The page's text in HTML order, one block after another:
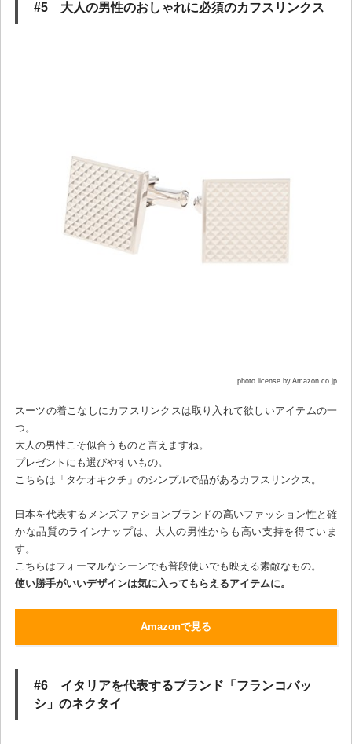
#5 大人の男性のおしゃれに必須のカフスリンクス
photo license by Amazon.co.jp
スーツの着こなしにカフスリンクスは取り入れて欲しいアイテムの一
つ。
大人の男性こそ似合うものと言えますね。
プレゼントにも選びやすいもの。
こちらは「タケオキクチ」のシンプルで品があるカフスリンクス。
日本を代表するメンズファションブランドの高いファッション性と確
かな品質のラインナップは、大人の男性からも高い支持を得ていま
す。
こちらはフォーマルなシーンでも普段使いでも映える素敵なもの。
使い勝手がいいデザインは気に入ってもらえるアイテムに。
Amazonで見る
#6 イタリアを代表するブランド「フランコバッ
シ」のネクタイ